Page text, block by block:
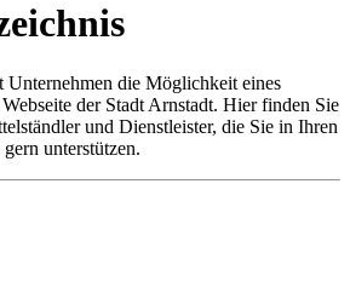
Unternehmen die Möglichkeit eines
der Stadt Arnstadt. Hier finden Sie
und Dienstleister, die Sie in Ihren
unterstützen.